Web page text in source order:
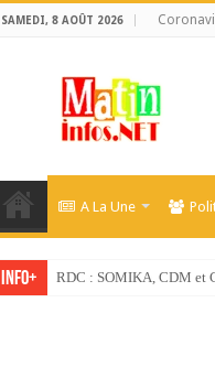
SAMEDI, 8 AOÛT 2026
A La Une
Info+ Ebola : au terme d’une